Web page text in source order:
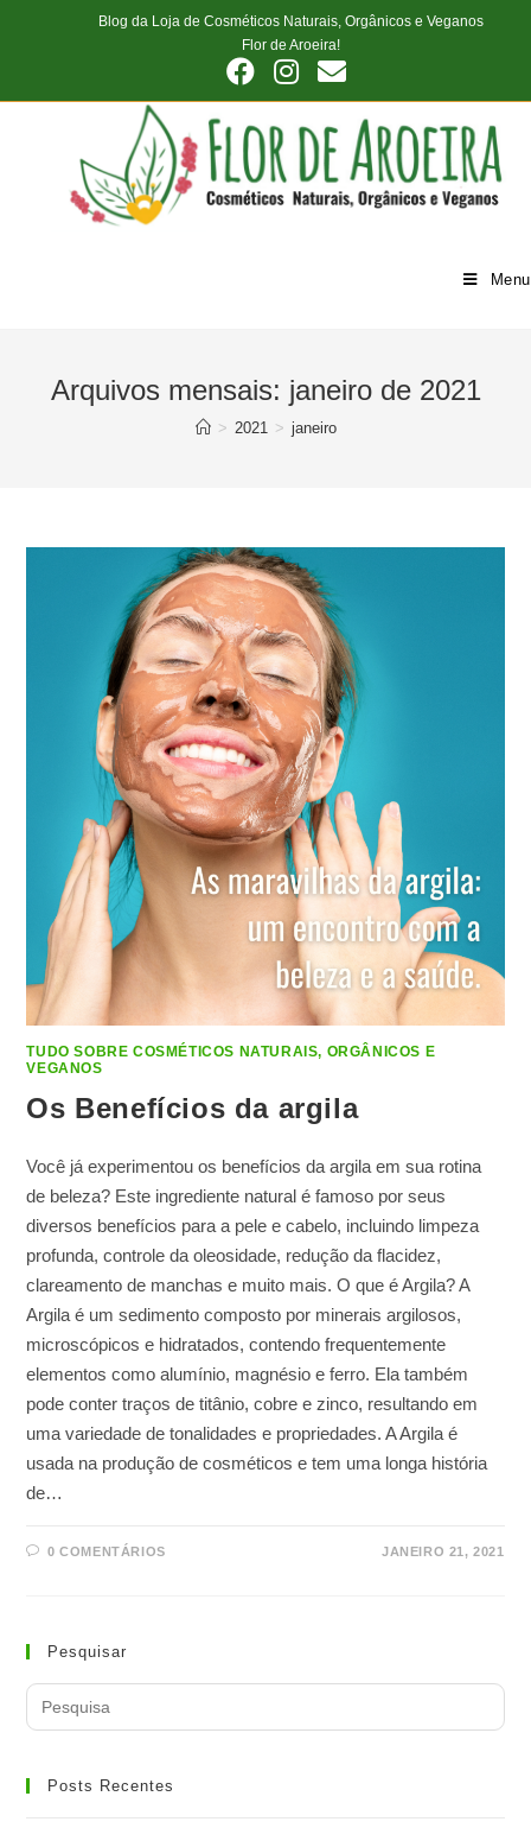
Blog da Loja de Cosméticos Naturais, Orgânicos e Veganos
Flor de Aroeira!
Menu
Arquivos mensais: janeiro de 2021
> 2021 > janeiro
TUDO SOBRE COSMÉTICOS NATURAIS, ORGÂNICOS E
VEGANOS
Os Benefícios da argila
Você já experimentou os benefícios da argila em sua rotina
de beleza? Este ingrediente natural é famoso por seus
diversos benefícios para a pele e cabelo, incluindo limpeza
profunda, controle da oleosidade, redução da flacidez,
clareamento de manchas e muito mais. O que é Argila? A
Argila é um sedimento composto por minerais argilosos,
microscópicos e hidratados, contendo frequentemente
elementos como alumínio, magnésio e ferro. Ela também
pode conter traços de titânio, cobre e zinco, resultando em
uma variedade de tonalidades e propriedades. A Argila é
usada na produção de cosméticos e tem uma longa história
de…
0 COMENTÁRIOS JANEIRO 21, 2021
Pesquisar
Search
for:
Posts Recentes